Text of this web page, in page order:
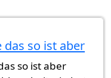
6 Monaten
so ist aber
so ist aber